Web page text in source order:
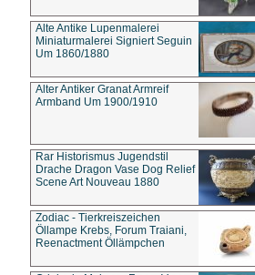
Alte Antike Lupenmalerei
Miniaturmalerei Signiert Seguin
Um 1860/1880
Alter Antiker Granat Armreif
Armband Um 1900/1910
Rar Historismus Jugendstil
Drache Dragon Vase Dog Relief
Scene Art Nouveau 1880
Zodiac - Tierkreiszeichen
Öllampe Krebs, Forum Traiani,
Reenactment Öllämpchen